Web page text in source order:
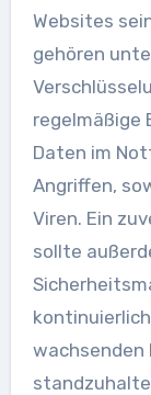
Websites
gehören
regelmäßige
Daten im
Angriffen,
Viren. Ein
sollte
wachsenden